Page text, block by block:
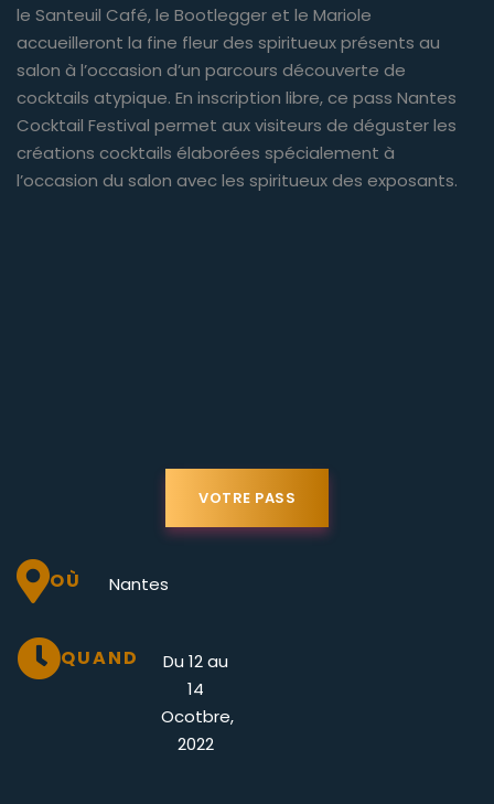
le Santeuil Café, le Bootlegger et le Mariole
accueilleront la fine fleur des spiritueux présents au
salon à l’occasion d’un parcours découverte de
cocktails atypique. En inscription libre, ce pass Nantes
Cocktail Festival permet aux visiteurs de déguster les
créations cocktails élaborées spécialement à
l’occasion du salon avec les spiritueux des exposants.
VOTRE PASS
OÙ Nantes
QUAND
Du 12 au
14
Ocotbre,
2022